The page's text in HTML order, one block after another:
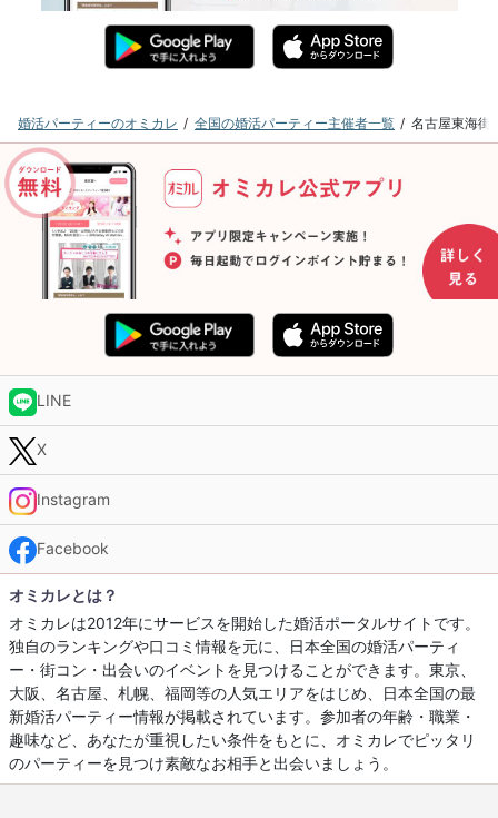
婚活パーティーのオミカレ 全国の婚活パーティー主催者一覧 名古屋東海街
LINE
X
Instagram
Facebook
オミカレとは？
オミカレは2012年にサービスを開始した婚活ポータルサイトです。
独自のランキングや口コミ情報を元に、日本全国の婚活パーティ
ー・街コン・出会いのイベントを見つけることができます。東京、
大阪、名古屋、札幌、福岡等の人気エリアをはじめ、日本全国の最
新婚活パーティー情報が掲載されています。参加者の年齢・職業・
趣味など、あなたが重視したい条件をもとに、オミカレでピッタリ
のパーティーを見つけ素敵なお相手と出会いましょう。